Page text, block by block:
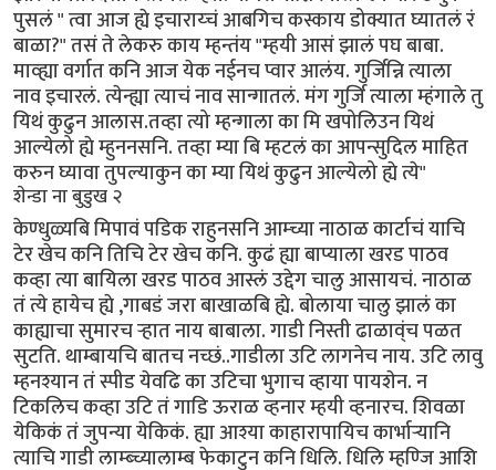
पुसलं " त्वा आज ह्ये इचाराय्चं आबगिच कस्काय डोक्यात घ्यातलं रं
बाळा?" तसं ते लेकरु काय म्हन्तंय "म्हयी आसं झालं पघ बाबा.
माव्ह्या वर्गात कनि आज येक नईनच प्वार आलंय. गुर्जिन्नि त्याला
नाव इचारलं. त्येन्ह्या त्याचं नाव सान्गातलं. मंग गुर्जि त्याला म्हंगाले तु
यिथं कुढुन आलास.तव्हा त्यो म्हन्गाला का मि खपोलिउन यिथं
आल्येलो ह्ये म्हुननसनि. तव्हा म्या बि म्हटलं का आपन्सुदिल माहित
करुन घ्यावा तुपल्याकुन का म्या यिथं कुढुन आल्येलो ह्ये त्ये"
शेन्डा ना बुडुख २
केण्धुळ्यबि मिपावं पडिक राहुनसनि आम्च्या नाठाळ कार्टाचं याचि
टेर खेच कनि तिचि टेर खेच कनि. कुढं ह्या बाप्याला खरड पाठव
कव्हा त्या बायिला खरड पाठव आस्लं उद्देग चालु आसायचं. नाठाळ
तं त्ये हायेच ह्ये ,गाबडं जरा बाखाळबि ह्ये. बोलाया चालु झालं का
काह्याचा सुमारच र्‍हात नाय बाबाला. गाडी निस्ती ढाळाव्ंच पळत
सुटति. थाम्बायचि बातच नच्छं..गाडीला उटि लागनेच नाय. उटि लावु
म्हनश्यान तं स्पीड येवढि का उटिचा भुगाच व्हाया पायशेन. न
टिकलिच कव्हा उटि तं गाडि ऊराळ व्हनार म्हयी व्हनारच. शिवळा
येकिकं तं जुपन्या येकिकं. ह्या आश्या काहारापायिच कार्भार्‍यानि
त्याचि गाडी लाम्ब्च्यालाम्ब फेकाटुन कनि धिलि. धिलि म्हण्जि आशि